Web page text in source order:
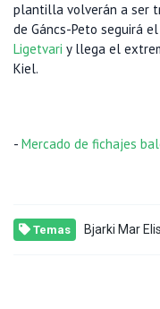
plantilla volverán a ser
de Gáncs-Peto seguirá
Ligetvari y llega el
Kiel.
- Mercado de fichajes
Temas Bjarki Mar